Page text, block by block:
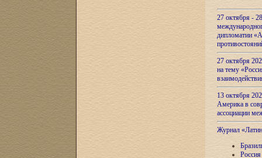
27 октября -
дипломатии
27 октября
на тему
13 октября
Америка в
ассоциации
Журнал